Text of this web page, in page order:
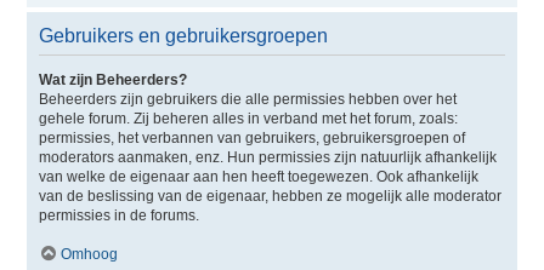
Gebruikers en gebruikersgroepen
Wat zijn Beheerders?
Beheerders zijn gebruikers die alle permissies hebben over het
gehele forum. Zij beheren alles in verband met het forum, zoals:
permissies, het verbannen van gebruikers, gebruikersgroepen of
moderators aanmaken, enz. Hun permissies zijn natuurlijk afhankelijk
van welke de eigenaar aan hen heeft toegewezen. Ook afhankelijk
van de beslissing van de eigenaar, hebben ze mogelijk alle moderator
permissies in de forums.
Omhoog